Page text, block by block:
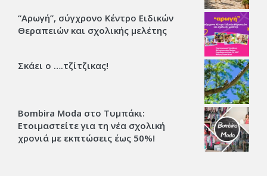
“Αρωγή”, σύγχρονο Κέντρο Ειδικών
Θεραπειών και σχολικής μελέτης
Σκάει ο ….τζίτζικας!
Bombira Moda στο Τυμπάκι:
Ετοιμαστείτε για τη νέα σχολική
χρονιά με εκπτώσεις έως 50%!